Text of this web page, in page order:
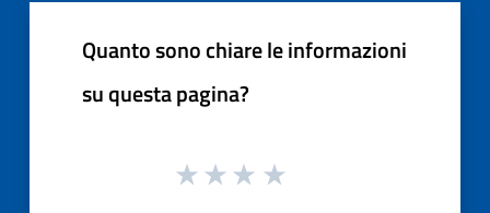
Quanto sono chiare le informazioni
su questa pagina?